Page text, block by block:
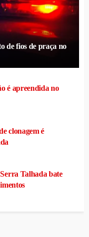
de fios de praça no
é apreendida no
clonagem é
Talhada bate